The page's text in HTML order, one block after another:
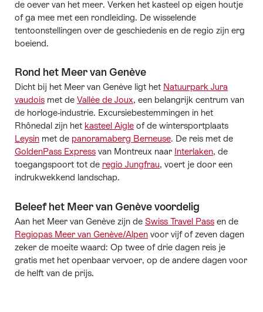
de oever van het meer. Verken het kasteel op eigen houtje
of ga mee met een rondleiding. De wisselende
tentoonstellingen over de geschiedenis en de regio zijn erg
boeiend.
Rond het Meer van Genève
Dicht bij het Meer van Genève ligt het Natuurpark Jura
vaudois met de Vallée de Joux, een belangrijk centrum van
de horloge-industrie. Excursiebestemmingen in het
Rhônedal zijn het kasteel Aigle of de wintersportplaats
Leysin met de panoramaberg Berneuse. De reis met de
GoldenPass Express van Montreux naar Interlaken, de
toegangspoort tot de regio Jungfrau, voert je door een
indrukwekkend landschap.
Beleef het Meer van Genève voordelig
Aan het Meer van Genève zijn de Swiss Travel Pass en de
Regiopas Meer van Genève/Alpen voor vijf of zeven dagen
zeker de moeite waard: Op twee of drie dagen reis je
gratis met het openbaar vervoer, op de andere dagen voor
de helft van de prijs.